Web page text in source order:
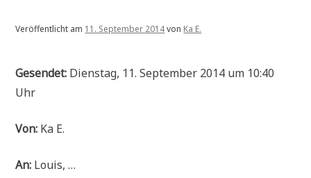
Veröffentlicht am 11. September 2014von Ka E.
Gesendet: Dienstag, 11. September 2014 um 10:40
Uhr
Von: Ka E.
An: Louis, …